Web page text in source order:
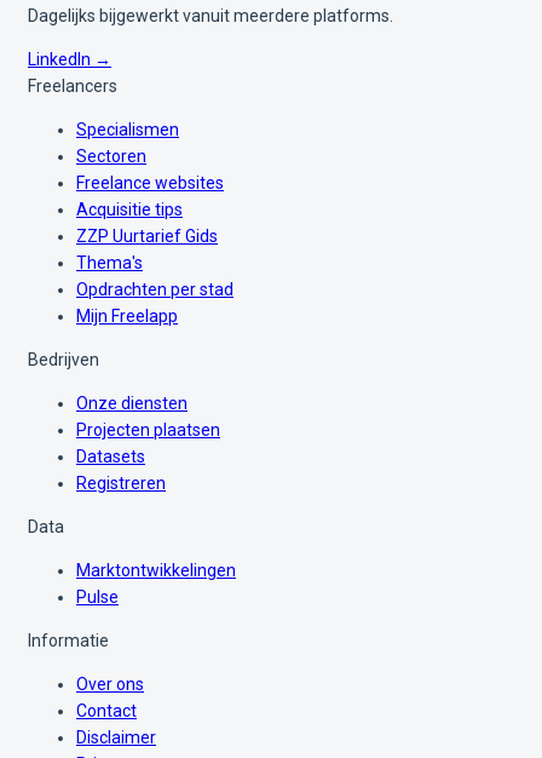
Dagelijks bijgewerkt vanuit meerdere platforms.
LinkedIn →
Freelancers
Specialismen
Sectoren
Freelance websites
Acquisitie tips
ZZP Uurtarief Gids
Thema's
Opdrachten per stad
Mijn Freelapp
Bedrijven
Onze diensten
Projecten plaatsen
Datasets
Registreren
Data
Marktontwikkelingen
Pulse
Informatie
Over ons
Contact
Disclaimer